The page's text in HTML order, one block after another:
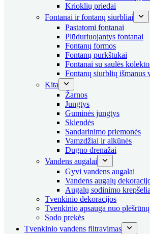
Krioklių priedai
Fontanai ir fontanų siurbliai
Pastatomi fontanai
Plūduriuojantys fontanai
Fontanų formos
Fontanų purkštukai
Fontanai su saulės
Fontanų siurblių išmanus
Kita
Žarnos
Jungtys
Guminės jungtys
Sklendės
Sandarinimo priemonės
Vamzdžiai ir alkūnės
Dugno drenažai
Vandens augalai
Gyvi vandens augalai
Vandens augalų
Augalų sodinimo
Tvenkinio dekoracijos
Tvenkinio apsauga nuo plėšrūnų
Sodo prekės
Tvenkinio vandens filtravimas